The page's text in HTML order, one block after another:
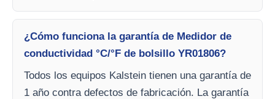
¿Cómo funciona la garantía de Medidor de
conductividad °C/°F de bolsillo YR01806?
Todos los equipos Kalstein tienen una garantía de
1 año contra defectos de fabricación. La garantía